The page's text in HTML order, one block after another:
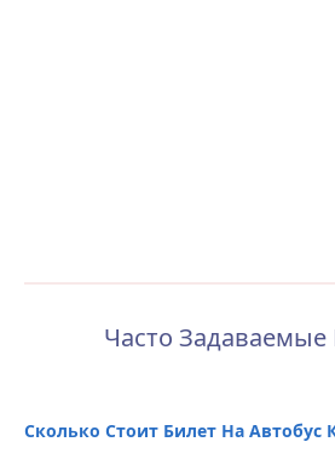
Часто
Сколько Стоит Билет На Автобус